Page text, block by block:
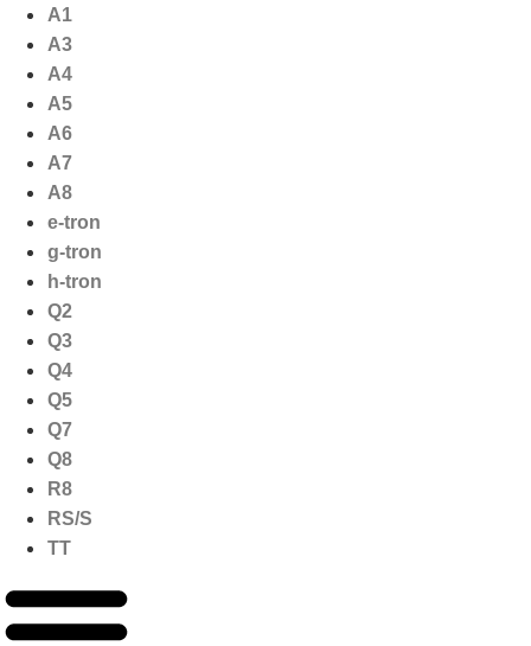
naar
inhoud
A1
A3
A4
A5
A6
A7
A8
e-tron
g-tron
h-tron
Q2
Q3
Q4
Q5
Q7
Q8
R8
RS/S
TT